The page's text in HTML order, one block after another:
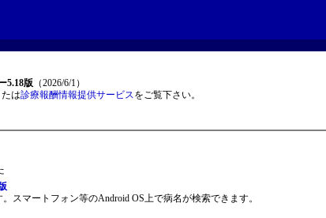
5.18版 （2026/6/1）
は診療報酬情報提供サービスをご覧下さい。
スマートフォン等のAndroid OS上で病名が検索できます。